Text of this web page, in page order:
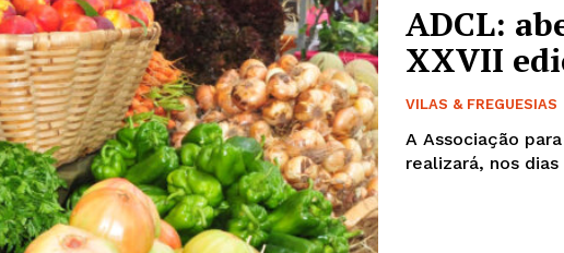
Guimarães, agora!
SUBSCREVA JÁ!
Institucional
Artigos
Edição Digital
Europa
Grande Entrevista
Publicidade
ADCL:
XXVII
VILAS & FREGUESIAS
A Associação
realizará, nos